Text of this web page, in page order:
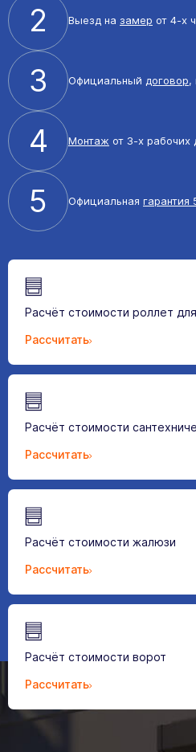
2 Выезд на замер от 4-х
3 Официальный договор,
4 Монтаж от 3-х рабочих
5 Официальная гарантия
Расчёт стоимости роллет
Рассчитать
Расчёт стоимости
Рассчитать
Расчёт стоимости жалюзи
Рассчитать
Расчёт стоимости ворот
Рассчитать